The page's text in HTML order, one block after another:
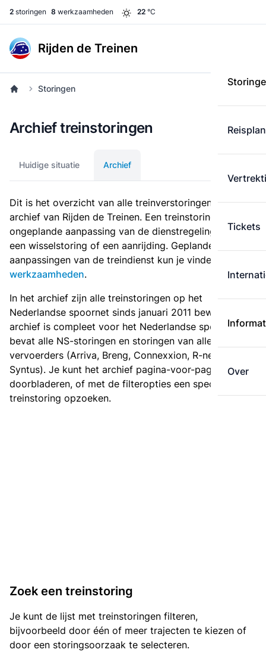
2 storingen 8 werkzaamheden 22 °C
Rijden de Treinen
Tickets
Over
Storingen
Archief treinstoringen
Huidige situatie Archief
Dit is het overzicht van alle treinverstoringen in het
archief van Rijden de Treinen. Een treinstoring is een
ongeplande aanpassing van de dienstregeling, zoals
een wisselstoring of een aanrijding. Geplande
aanpassingen van de treindienst kun je vinden bij de
werkzaamheden.
In het archief zijn alle treinstoringen op het
Nederlandse spoornet sinds januari 2011 bewaard. Het
archief is compleet voor het Nederlandse spoor: het
bevat alle NS-storingen en storingen van alle regionale
vervoerders (Arriva, Breng, Connexxion, R-net en
Syntus). Je kunt het archief pagina-voor-pagina
doorbladeren, of met de filteropties een specifieke
treinstoring opzoeken.
Zoek een treinstoring
Je kunt de lijst met treinstoringen filteren,
bijvoorbeeld door één of meer trajecten te kiezen of
door een storingsoorzaak te selecteren.